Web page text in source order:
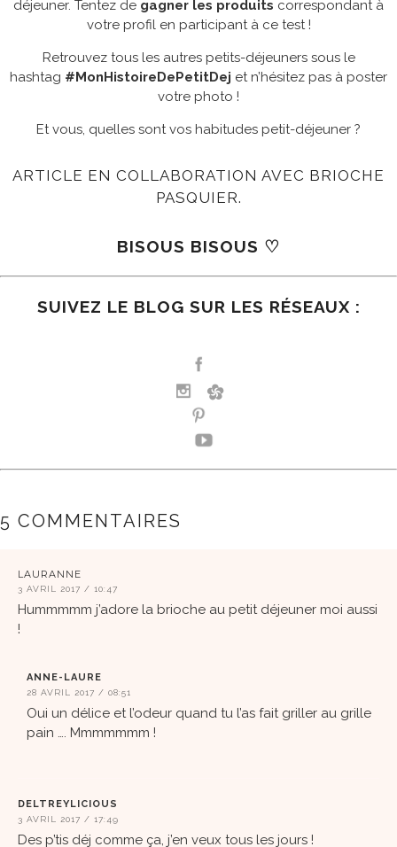
déjeuner. Tentez de gagner les produits correspondant à
votre profil en participant à ce test !
Retrouvez tous les autres petits-déjeuners sous le
hashtag #MonHistoireDePetitDej et n’hésitez pas à poster
votre photo !
Et vous, quelles sont vos habitudes petit-déjeuner ?
ARTICLE EN COLLABORATION AVEC BRIOCHE
PASQUIER.
BISOUS BISOUS ♡
SUIVEZ LE BLOG SUR LES RÉSEAUX :
5 COMMENTAIRES
LAURANNE
3 AVRIL 2017 / 10:47
Hummmmm j’adore la brioche au petit déjeuner moi aussi
!
ANNE-LAURE
28 AVRIL 2017 / 08:51
Oui un délice et l’odeur quand tu l’as fait griller au grille
pain …. Mmmmmmm !
DELTREYLICIOUS
3 AVRIL 2017 / 17:49
Des p’tis déj comme ça, j’en veux tous les jours !